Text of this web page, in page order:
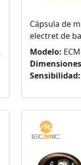
Cápsula de
electret de
mm con
Modelo:
Sensibilidad: